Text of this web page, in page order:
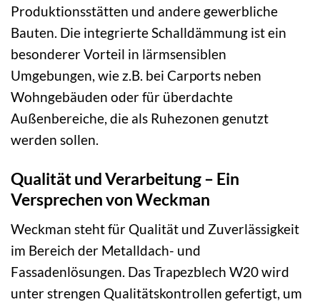
Produktionsstätten und andere gewerbliche
Bauten. Die integrierte Schalldämmung ist ein
besonderer Vorteil in lärmsensiblen
Umgebungen, wie z.B. bei Carports neben
Wohngebäuden oder für überdachte
Außenbereiche, die als Ruhezonen genutzt
werden sollen.
Qualität und Verarbeitung – Ein
Versprechen von Weckman
Weckman steht für Qualität und Zuverlässigkeit
im Bereich der Metalldach- und
Fassadenlösungen. Das Trapezblech W20 wird
unter strengen Qualitätskontrollen gefertigt, um